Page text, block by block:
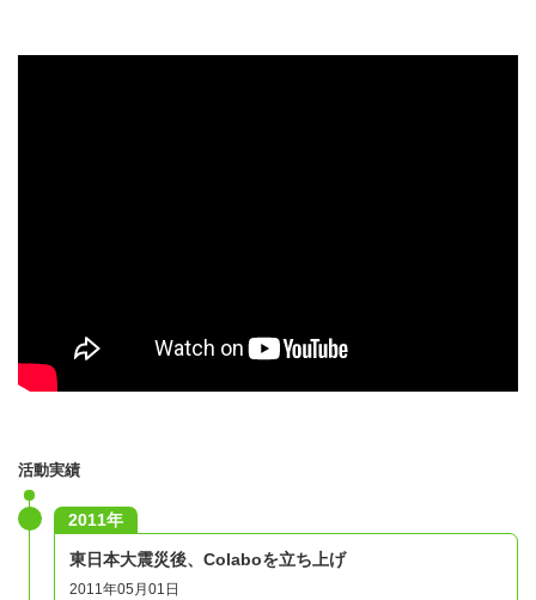
活動実績
2011年
東日本大震災後、Colaboを立ち上げ
2011年05月01日